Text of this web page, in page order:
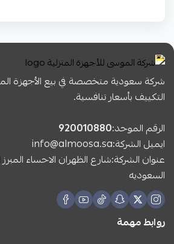
شركة سعودية متخصصة في بيع الأجهزة
التكييف بأسعار تنافسية.
الرقم الموحد:920010880
ايميل الشركة:info@almoosa.sa
عنوان الشركة:شارع الظهران الاحساء المبرز
السعوديه
روابط مهمة